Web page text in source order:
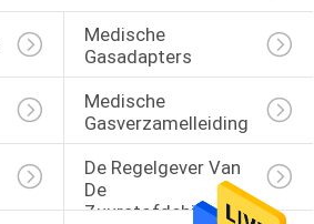
Medische
Gasadapters
Medische
Gasverzamelleiding
De Regelgever Van
De
Zuurstofdebietmeter